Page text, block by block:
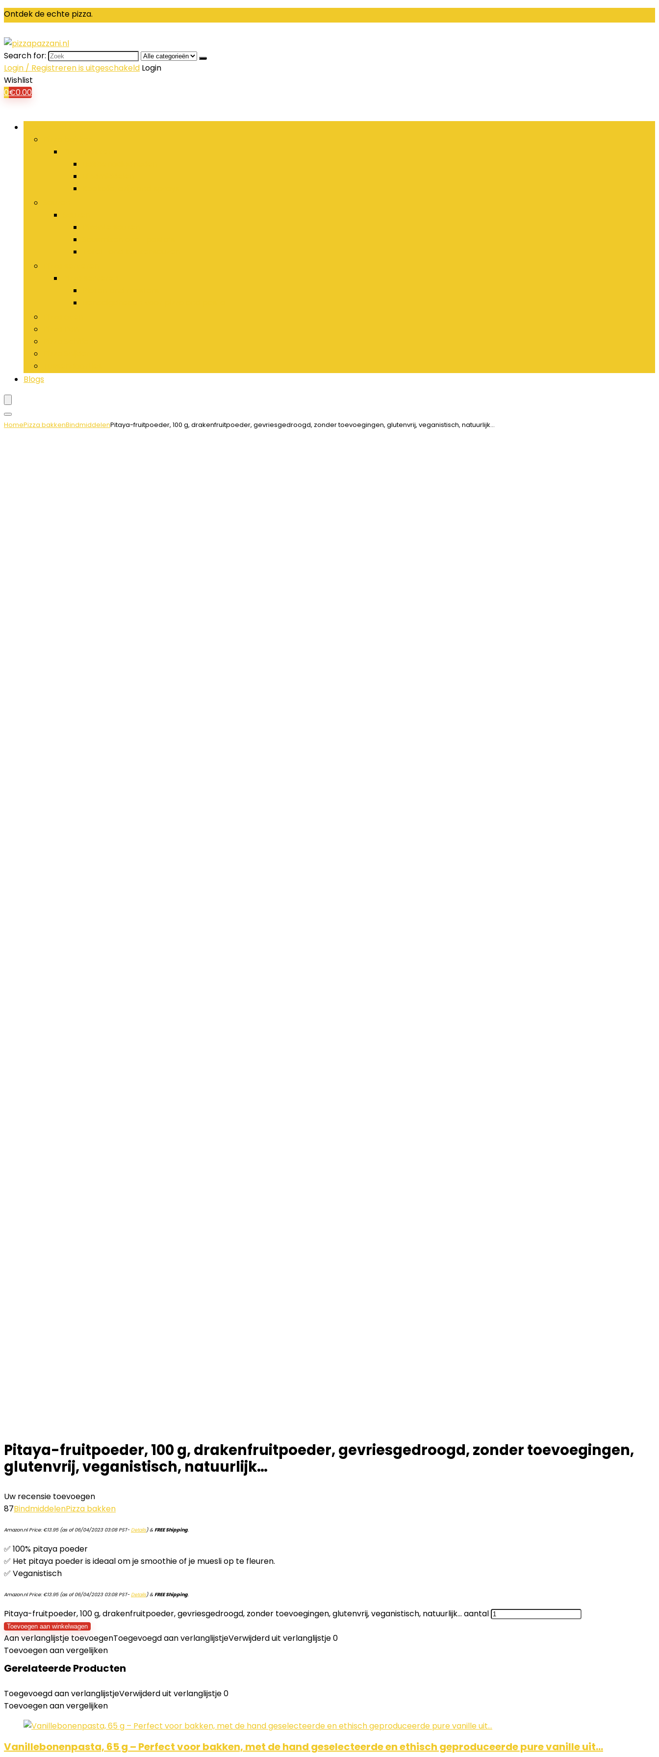
Ontdek de echte pizza.
Search for:
Login / Registreren is uitgeschakeld Login
Wishlist
0€0.00
Blogs
HomePizza bakkenBindmiddelenPitaya-fruitpoeder, 100 g, drakenfruitpoeder, gevriesgedroogd, zonder toevoegingen, glutenvrij, veganistisch, natuurlijk…
Pitaya-fruitpoeder, 100 g, drakenfruitpoeder, gevriesgedroogd, zonder toevoegingen,
glutenvrij, veganistisch, natuurlijk…
Uw recensie toevoegen
87BindmiddelenPizza bakken
Amazon.nl Price: €13.95(as of 06/04/2023 03:08 PST-Details)&FREE Shipping.
✅ 100% pitaya poeder
✅ Het pitaya poeder is ideaal om je smoothie of je muesli op te fleuren.
✅ Veganistisch
Amazon.nl Price: €13.95(as of 06/04/2023 03:08 PST-Details)&FREE Shipping.
Pitaya-fruitpoeder, 100 g, drakenfruitpoeder, gevriesgedroogd, zonder toevoegingen, glutenvrij, veganistisch, natuurlijk… aantal
Toevoegen aan winkelwagen
Aan verlanglijstje toevoegenToegevoegd aan verlanglijstjeVerwijderd uit verlanglijstje0
Toevoegen aan vergelijken
Gerelateerde Producten
Toegevoegd aan verlanglijstjeVerwijderd uit verlanglijstje0
Toevoegen aan vergelijken
Vanillebonenpasta, 65 g – Perfect voor bakken, met de hand geselecteerde en ethisch geproduceerde pure vanille uit…